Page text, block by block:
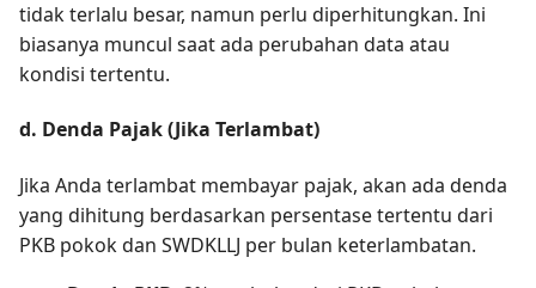
tidak terlalu besar, namun perlu diperhitungkan. Ini
biasanya muncul saat ada perubahan data atau
kondisi tertentu.
d. Denda Pajak (Jika Terlambat)
Jika Anda terlambat membayar pajak, akan ada denda
yang dihitung berdasarkan persentase tertentu dari
PKB pokok dan SWDKLLJ per bulan keterlambatan.